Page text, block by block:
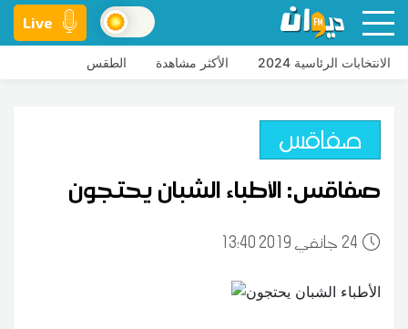
Live
الانتخابات الرئاسية 2024 الأكثر مشاهدة الطقس
صفاقس
صفاقس: الأطباء الشبان يحتجون
24 13:40 2019 جانفي